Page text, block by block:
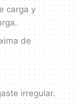
carga y
de
irregular.